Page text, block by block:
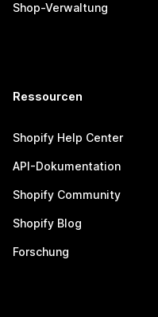
Shop-Verwaltung
Ressourcen
Shopify Help Center
API-Dokumentation
Shopify Community
Shopify Blog
Forschung